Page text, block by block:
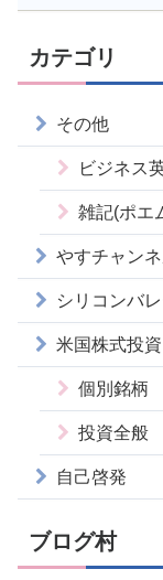
カテゴリ
その他
ビジネス
雑記(ポエ
やすチャン
シリコンバ
米国株式投資
個別銘柄
投資全般
自己啓発
ブログ村